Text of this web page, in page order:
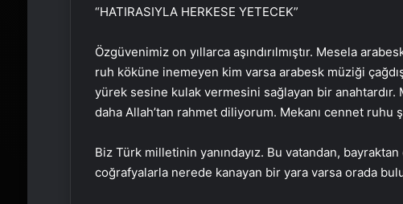
“HATIRASIYLA HERKESE YETECEK”
Özgüvenimiz on yıllarca aşındırılmıştır. Mesela
ruh köküne inemeyen kim varsa arabesk müziği
yürek sesine kulak vermesini sağlayan bir anahtardır.
daha Allah’tan rahmet diliyorum. Mekanı cennet ruhu
Biz Türk milletinin yanındayız. Bu vatandan,
coğrafyalarla nerede kanayan bir yara varsa orada